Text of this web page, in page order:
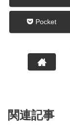
Pocket
関連記事